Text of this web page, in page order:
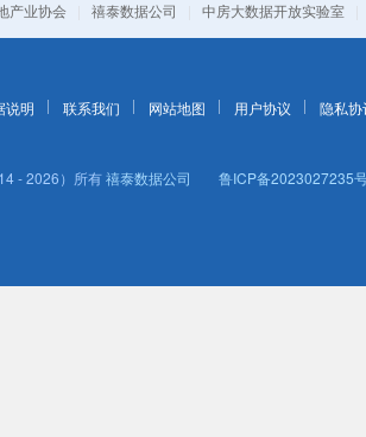
产业协会 禧泰数据公司 中房大数据开放实验室
说明 联系我们 网站地图 用户协议 隐私协
- 2026）所有禧泰数据公司 鲁ICP备2023027235